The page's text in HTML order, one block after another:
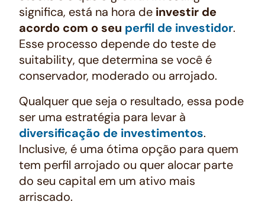
significa, está na hora de investir de
acordo com o seu perfil de investidor.
Esse processo depende do teste de
suitability, que determina se você é
conservador, moderado ou arrojado.
Qualquer que seja o resultado, essa pode
ser uma estratégia para levar à
diversificação de investimentos.
Inclusive, é uma ótima opção para quem
tem perfil arrojado ou quer alocar parte
do seu capital em um ativo mais
arriscado.